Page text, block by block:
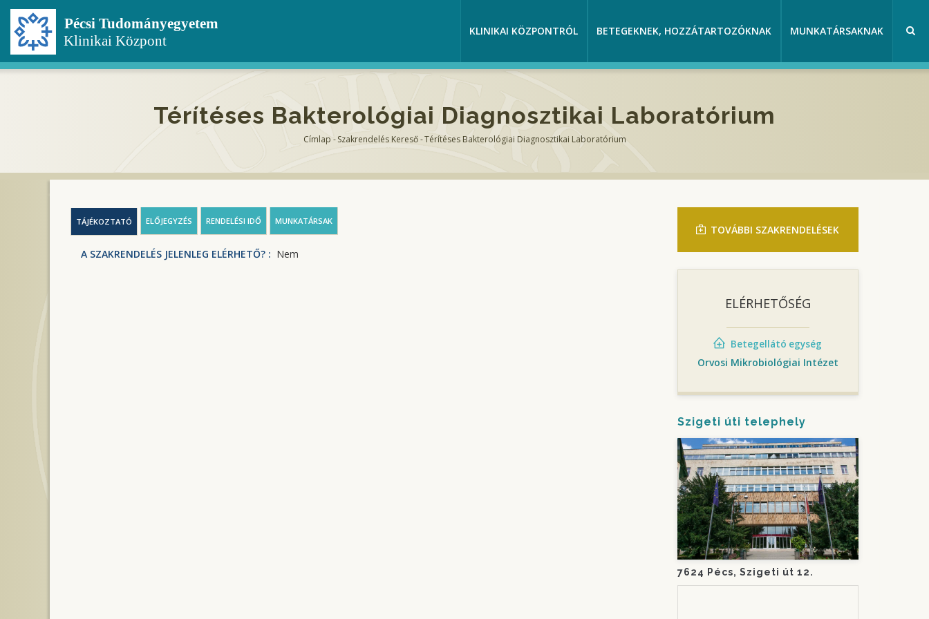
Ugrás
tartalomra
KLINIKAI KÖZPONTRÓL BETEGEKNEK, HOZZÁTARTOZÓKNAK MUNKATÁRSAKNAK
Térítéses Bakterológiai Diagnosztikai Laboratórium
Címlap - Szakrendelés Kereső -Térítéses Bakterológiai Diagnosztikai Laboratórium
TÁJÉKOZTATÓ ELŐJEGYZÉS RENDELÉSI IDŐ MUNKATÁRSAK
A SZAKRENDELÉS JELENLEG ELÉRHETŐ? : Nem
TOVÁBBI SZAKRENDELÉSEK
ELÉRHETŐSÉG
Betegellátó egység
Orvosi Mikrobiológiai Intézet
Szigeti úti telephely
7624 Pécs, Szigeti út 12.